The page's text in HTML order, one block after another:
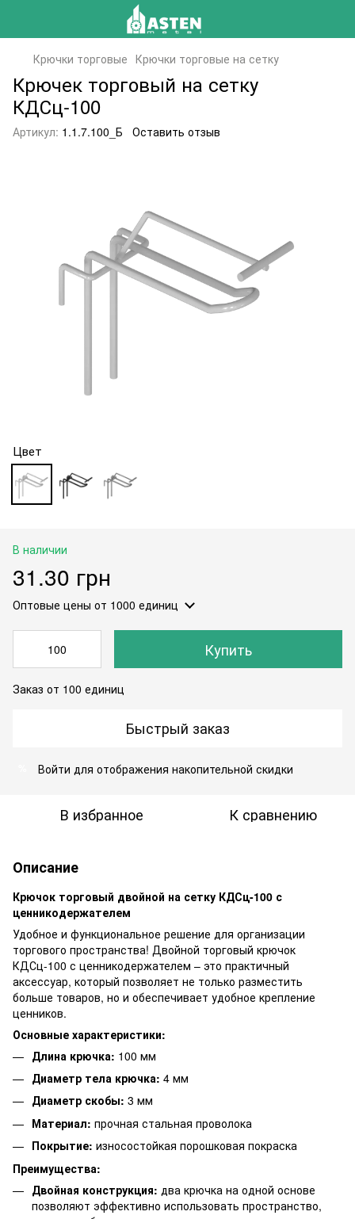
Крючки торговые Крючки торговые на сетку
Крючек торговый на сетку
КДСц-100
Артикул: 1.1.7.100_Б Оставить отзыв
Цвет
В наличии
31.30 грн
Оптовые цены от 1000 единиц
Купить
Заказ от 100 единиц
Быстрый заказ
Войти для отображения накопительной скидки
В избранное К сравнению
Описание
Крючок торговый двойной на сетку КДСц-100 с
ценникодержателем
Удобное и функциональное решение для организации
торгового пространства! Двойной торговый крючок
КДСц-100 с ценникодержателем – это практичный
аксессуар, который позволяет не только разместить
больше товаров, но и обеспечивает удобное крепление
ценников.
Основные характеристики:
Длина крючка: 100 мм
Диаметр тела крючка: 4 мм
Диаметр скобы: 3 мм
Материал: прочная стальная проволока
Покрытие: износостойкая порошковая покраска
Преимущества:
Двойная конструкция: два крючка на одной основе
позволяют эффективно использовать пространство,